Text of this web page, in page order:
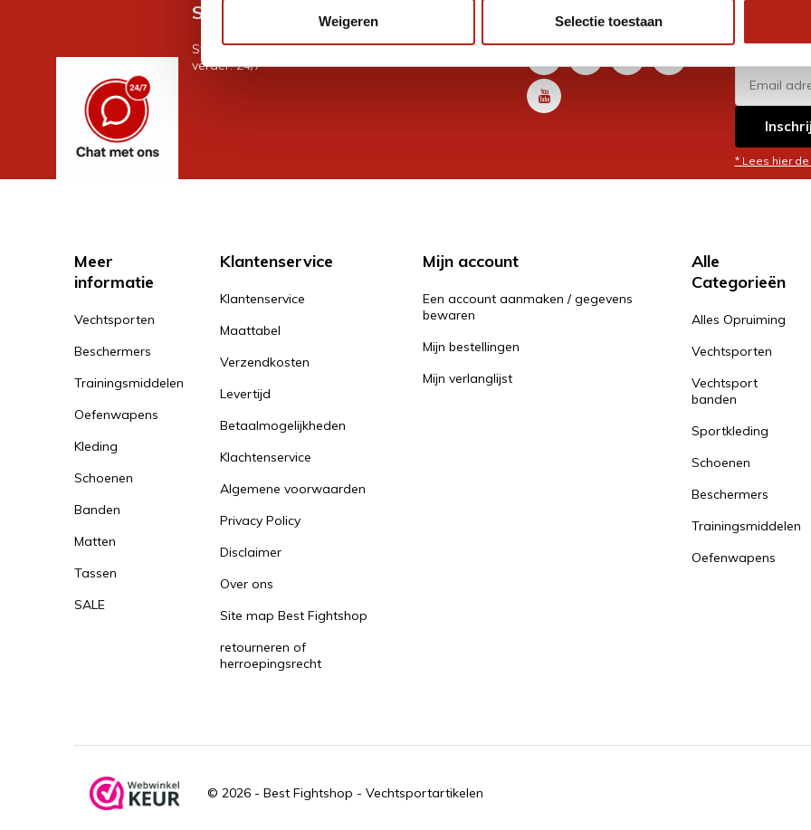
Weigeren Selectie toestaan
Snel antwoord op je vraag?
Stel je vraag in de chat, en we helpen je graag
verder. 24/7
Volg ons
* Lees hier
Meer
informatie
Vechtsporten
Beschermers
Trainingsmiddelen
Oefenwapens
Kleding
Schoenen
Banden
Matten
Tassen
SALE
Klantenservice
Klantenservice
Maattabel
Verzendkosten
Levertijd
Betaalmogelijkheden
Klachtenservice
Algemene voorwaarden
Privacy Policy
Disclaimer
Over ons
Site map Best Fightshop
retourneren of
herroepingsrecht
Mijn account
Een account aanmaken / gegevens
bewaren
Mijn bestellingen
Mijn verlanglijst
Alle
Categorieën
Alles Opruiming
Vechtsporten
Vechtsport
banden
Sportkleding
Schoenen
Beschermers
Trainingsmiddelen
Oefenwapens
© 2026 - Best Fightshop - Vechtsportartikelen